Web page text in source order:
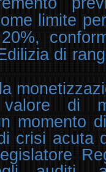
limite
di
di
momento
crisi acuta